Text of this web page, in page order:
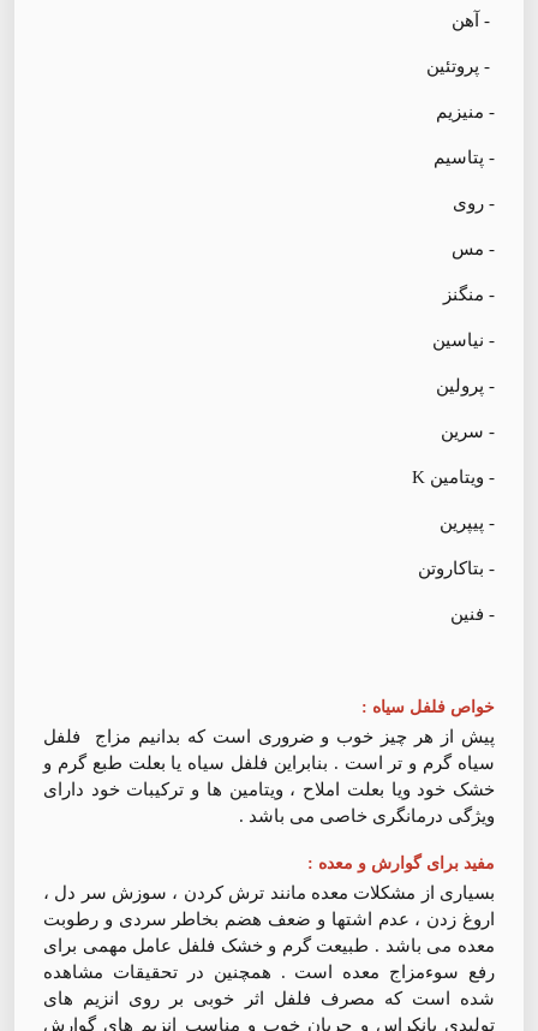
- آهن
- پروتئین
- منیزیم
- پتاسیم
- روی
- مس
- منگنز
- نیاسین
- پرولین
- سرین
- ویتامین K
- پیپرین
- بتاکاروتن
- فنین
خواص فلفل سیاه :
پیش از هر چیز خوب و ضروری است که بدانیم مزاج فلفل
سیاه گرم و تر است . بنابراین فلفل سیاه یا بعلت طبع گرم و
خشک خود ویا بعلت املاح ، ویتامین ها و ترکیبات خود دارای
ویژگی درمانگری خاصی می باشد .
مفید برای گوارش و معده :
بسیاری از مشکلات معده مانند ترش کردن ، سوزش سر دل ،
اروغ زدن ، عدم اشتها و ضعف هضم بخاطر سردی و رطوبت
معده می باشد . طبیعت گرم و خشک فلفل عامل مهمی برای
رفع سوء‌مزاج معده است . همچنین در تحقیقات مشاهده
شده است که مصرف فلفل اثر خوبی بر روی انزیم های
تولیدی پانکراس و جریان خوب و مناسب انزیم های گوارش